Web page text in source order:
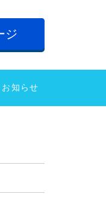
ジ
お知らせ